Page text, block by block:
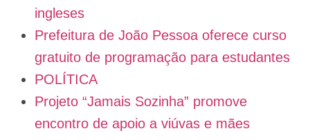
ingleses
Prefeitura de João Pessoa oferece curso
gratuito de programação para estudantes
POLÍTICA
Projeto “Jamais Sozinha” promove
encontro de apoio a viúvas e mães